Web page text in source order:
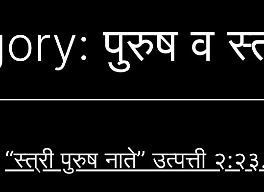
पुरुष व
“स्त्री पुरुष नाते” उत्पत्ती